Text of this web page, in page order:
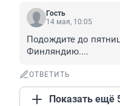
Гость
14 мая, 10:05
Подождите до
Финляндию....
ОТВЕТИТЬ
Показать ещё